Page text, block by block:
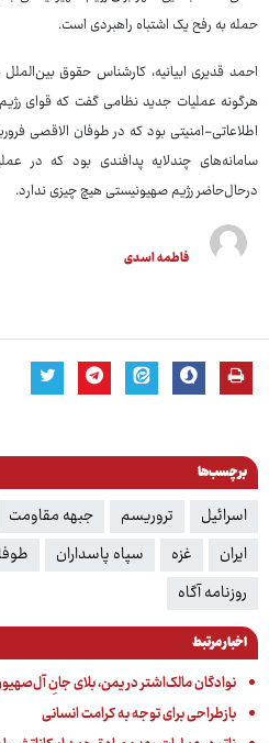
حمله به رفح یک اشتباه راهبردی است.
احمد قدیری ابیانیه، کارشناس حقوق
هرگونه عملیات جدید نظامی گفت که قوای
اطلاعاتی-امنیتی بود که در طوفان الاقصی
سامانه‌های چندلایه پدافندی بود که در
درحال‌حاضر رژیم صهیونیستی هیچ چیزی ندارد.
فاطمه اسدی
برچسب‌ها
اسرائیل تروریسم جبهه مقاومت
ایران
غزه سپاه پاسداران
روزنامه آگاه
اخبار مرتبط
نوادگان مالک‌اشتر در یمن، بلای جانِ
بازطراحی برای توجه به کرامت انسانی